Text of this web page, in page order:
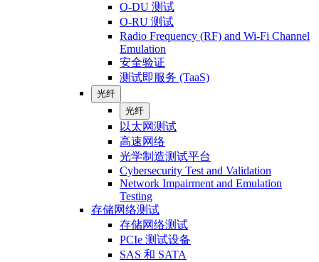
O-DU 测试
O-RU 测试
Radio Frequency (RF) and Wi-Fi Channel
Emulation
安全验证
测试即服务 (TaaS)
光纤
光纤
以太网测试
高速网络
光学制造测试平台
Cybersecurity Test and Validation
Network Impairment and Emulation
Testing
存储网络测试
存储网络测试
PCIe 测试设备
SAS 和 SATA